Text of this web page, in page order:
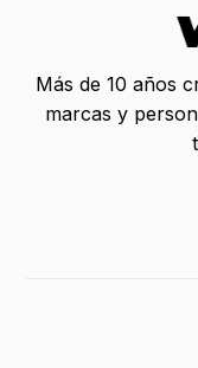
Más de 10 años
marcas y